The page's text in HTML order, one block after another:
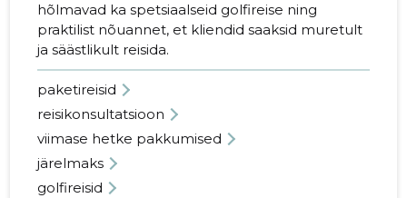
hõlmavad ka spetsiaalseid golfireise ning
praktilist nõuannet, et kliendid saaksid muretult
ja säästlikult reisida.
paketireisid
reisikonsultatsioon
viimase hetke pakkumised
järelmaks
golfireisid